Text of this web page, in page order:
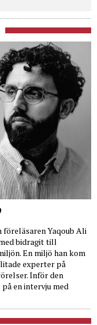
föreläsaren Yaqoub Ali
bidragit till
En miljö han kom
experter på
Inför den
en intervju med